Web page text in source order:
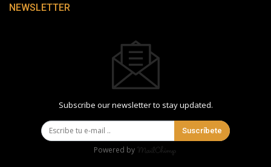
NEWSLETTER
Subscribe our newsletter to stay updated.
Suscríbete
Powered by